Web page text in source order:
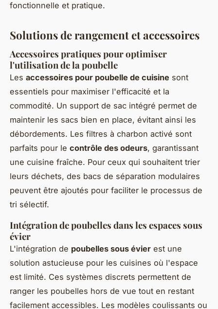
fonctionnelle et pratique.
Solutions de rangement et accessoires
Accessoires pratiques pour optimiser
l'utilisation de la poubelle
Les accessoires pour poubelle de cuisine sont
essentiels pour maximiser l'efficacité et la
commodité. Un support de sac intégré permet de
maintenir les sacs bien en place, évitant ainsi les
débordements. Les filtres à charbon activé sont
parfaits pour le contrôle des odeurs, garantissant
une cuisine fraîche. Pour ceux qui souhaitent trier
leurs déchets, des bacs de séparation modulaires
peuvent être ajoutés pour faciliter le processus de
tri sélectif.
Intégration de poubelles dans les espaces sous
évier
L'intégration de poubelles sous évier est une
solution astucieuse pour les cuisines où l'espace
est limité. Ces systèmes discrets permettent de
ranger les poubelles hors de vue tout en restant
facilement accessibles. Les modèles coulissants ou